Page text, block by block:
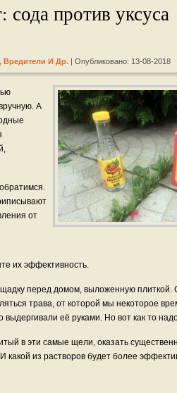
против уксуса
Вредители И Др. | Опубликовано: 13-08-2018
А
от
их эффективность.
перед домом, выложенную плиткой.
трава, от которой мы некоторое
выдергивали её руками. Но вот как то
в эти самые щели, оказать
какой из растворов будет более